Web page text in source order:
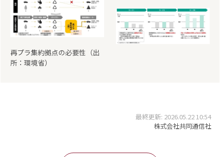
再プラ集約拠点の必要性（出
所：環境省）
最終更新: 2026.05.22 10:54
株式会社共同通信社